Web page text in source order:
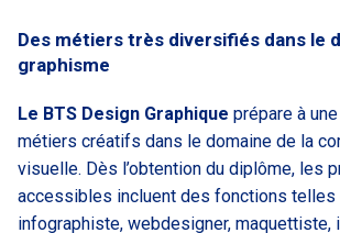
Des métiers très diversifiés dans le
graphisme
Le BTS Design Graphique prépare à
métiers créatifs dans le domaine de la
visuelle. Dès l’obtention du diplôme, les
accessibles incluent des fonctions telles
infographiste, webdesigner, maquettiste,